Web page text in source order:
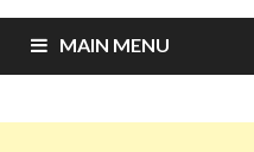
MAIN MENU